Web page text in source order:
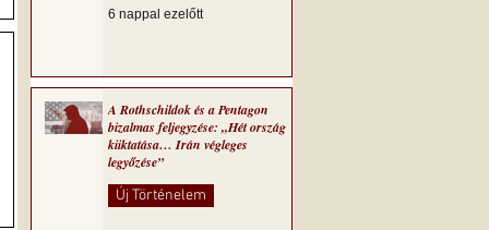
6 nappal ezelőtt
A Rothschildok és a Pentagon
bizalmas feljegyzése: „Hét ország
kiiktatása… Irán végleges
legyőzése”
Új Történelem